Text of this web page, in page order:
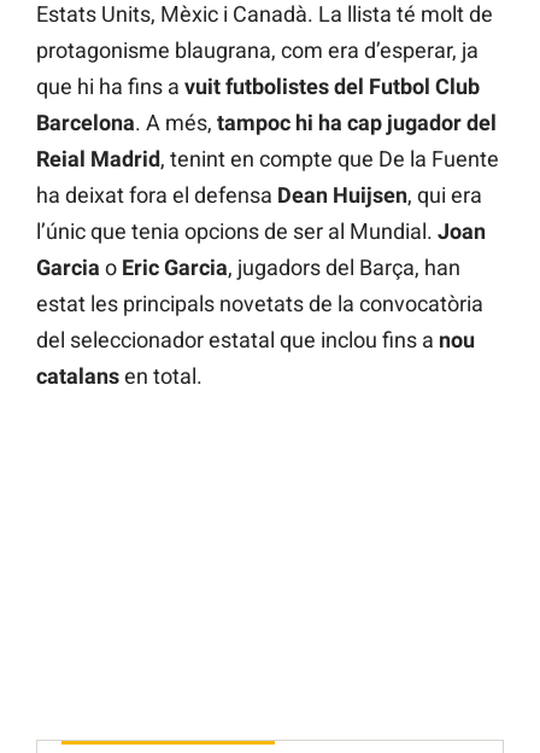
Estats Units, Mèxic i Canadà. La llista té molt de
protagonisme blaugrana, com era d’esperar, ja
que hi ha fins a vuit futbolistes del Futbol Club
Barcelona. A més, tampoc hi ha cap jugador del
Reial Madrid, tenint en compte que De la Fuente
ha deixat fora el defensa Dean Huijsen, qui era
l’únic que tenia opcions de ser al Mundial. Joan
Garcia o Eric Garcia, jugadors del Barça, han
estat les principals novetats de la convocatòria
del seleccionador estatal que inclou fins a nou
catalansen total.